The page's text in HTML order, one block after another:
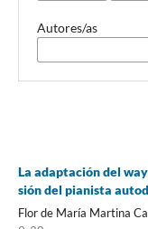
Autores/as
La adaptación del
sión del pianista
Flor de María Martina